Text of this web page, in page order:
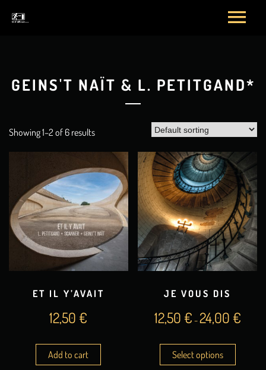
GEINS'T NAÏT & L. PETITGAND*
Showing 1–2 of 6 results
ET IL Y’AVAIT
12,50€
Add to cart
JE VOUS DIS
12,50€ –24,00€
Select options